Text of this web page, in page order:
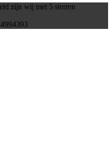
zijn wij met 5 sterren